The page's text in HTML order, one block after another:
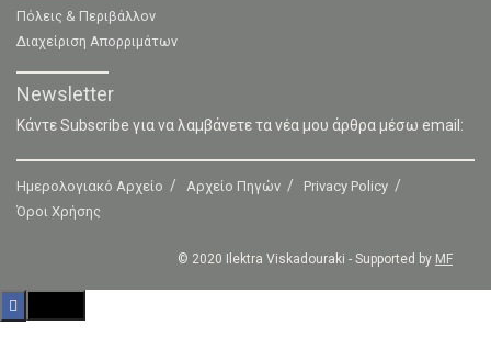
Πόλεις & Περιβάλλον
Διαχείριση Απορριμάτων
Newsletter
Κάντε Subscribe για να λαμβάνετε τα νέα μου άρθρα μέσω email:
Ημερολογιακό Αρχείο Αρχείο Πηγών
Privacy Policy
Όροι Χρήσης
© 2020 Ilektra Viskadouraki - Supported by MF